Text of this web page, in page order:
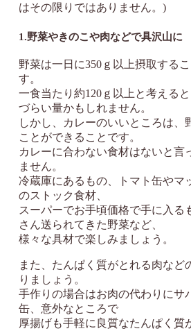
はその限りではありません。)
1.野菜やきのこや肉などで具沢山に
野菜は一日に350ｇ以上摂取する
す。
一食当たり約120ｇ以上と考える
づらい量かもしれません。
しかし、カレーのいいところは、
ことができることです。
カレーに合わない食材はないと言
ません。
冷蔵庫にあるもの、トマト缶やマ
のストック食材、
スーパーでお手頃価格で手に入る
さん送られてきた野菜など、
様々な具材で楽しみましょう。
また、たんぱく質がとれる肉など
りましょう。
手作りの場合はお肉の代わりにサ
缶、意外なところで
厚揚げも手軽に良質なたんぱく質